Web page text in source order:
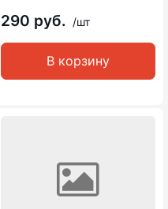
290 руб. /шт
В корзину